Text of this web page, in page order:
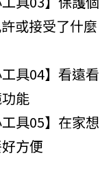
或接受了什麼
具04】看遠看
能
具05】在家想
方便